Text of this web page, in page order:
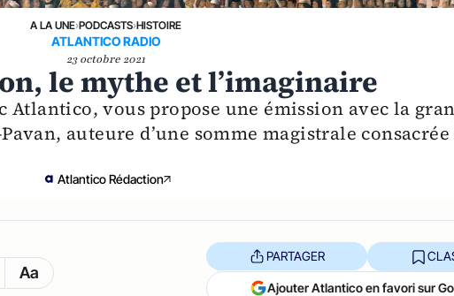
A LA UNE›PODCASTS›HISTOIRE
ATLANTICO RADIO
23 octobre 2021
le mythe et l’imaginaire
Atlantico, vous propose une émission avec la
auteure d’une somme magistrale consacrée
Atlantico Rédaction
Aa
PARTAGER
Ajouter Atlantico en favori sur